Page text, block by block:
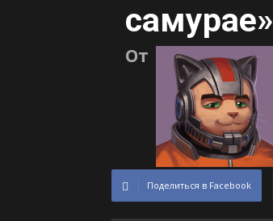
самурае»
От
Поделиться в Facebook